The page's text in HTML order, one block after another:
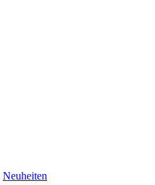
Neuheiten